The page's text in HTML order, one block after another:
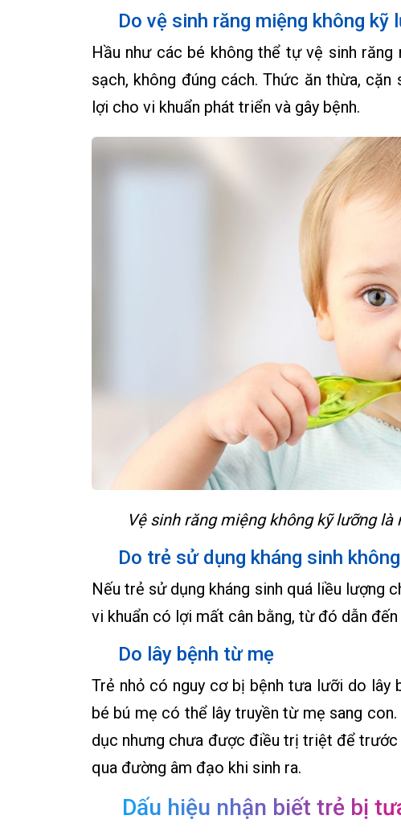
Do vệ sinh răng miệng không kỹ
Hầu như các bé không thể tự vệ sinh
sạch, không đúng cách. Thức ăn thừa,
lợi cho vi khuẩn phát triển và gây bệnh.
Vệ sinh răng miệng không kỹ lưỡng
Do trẻ sử dụng kháng sinh
Nếu trẻ sử dụng kháng sinh quá liều lượng
vi khuẩn có lợi mất cân bằng, từ đó dẫn
Do lây bệnh từ mẹ
Trẻ nhỏ có nguy cơ bị bệnh tưa lưỡi do lây
bé bú mẹ có thể lây truyền từ mẹ sang
dục nhưng chưa được điều trị triệt để
qua đường âm đạo khi sinh ra.
Dấu hiệu nhận biết trẻ bị